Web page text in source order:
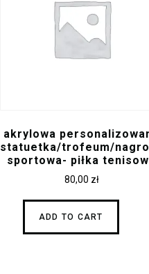
akrylowa
statuetka/trofeum/
sportowa- piłka
80,00 zł
ADD TO CART